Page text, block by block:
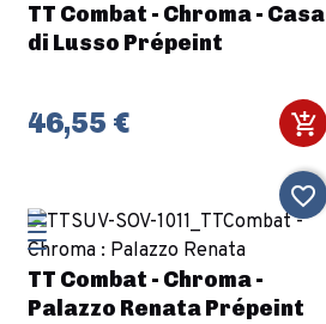
TT Combat - Chroma - Casa
di Lusso Prépeint
46,55 €
favorite_border
TT Combat - Chroma -
Palazzo Renata Prépeint